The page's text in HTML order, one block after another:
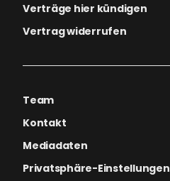
Verträge hier kündigen
Vertrag widerrufen
Team
Kontakt
Mediadaten
Privatsphäre-Einstellungen